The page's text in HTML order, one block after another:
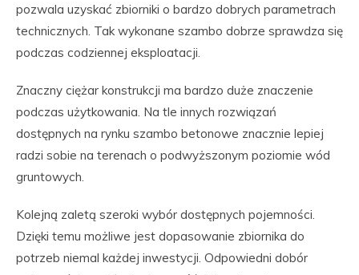
pozwala uzyskać zbiorniki o bardzo dobrych parametrach
technicznych. Tak wykonane szambo dobrze sprawdza się
podczas codziennej eksploatacji.
Znaczny ciężar konstrukcji ma bardzo duże znaczenie
podczas użytkowania. Na tle innych rozwiązań
dostępnych na rynku szambo betonowe znacznie lepiej
radzi sobie na terenach o podwyższonym poziomie wód
gruntowych.
Kolejną zaletą szeroki wybór dostępnych pojemności.
Dzięki temu możliwe jest dopasowanie zbiornika do
potrzeb niemal każdej inwestycji. Odpowiedni dobór